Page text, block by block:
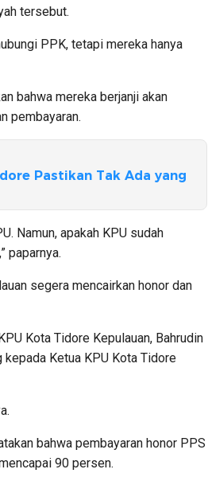
tersebut.
PPK, tetapi mereka hanya
bahwa mereka berjanji akan
pembayaran.
Pastikan Tak Ada yang
Namun, apakah KPU sudah
paparnya.
segera mencairkan honor dan
Kota Tidore Kepulauan, Bahrudin
kepada Ketua KPU Kota Tidore
bahwa pembayaran honor PPS
90 persen.